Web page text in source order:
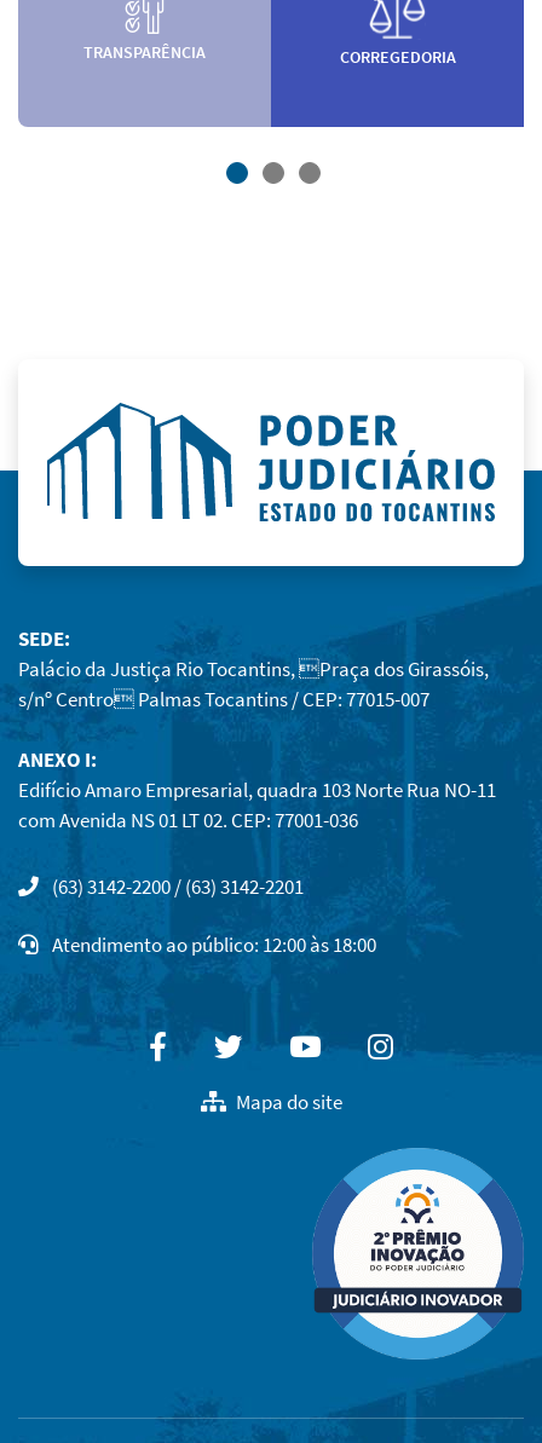
TRANSPARÊNCIA CORREGEDORIA
SEDE:
Palácio da Justiça Rio Tocantins, Praça dos Girassóis,
s/nº Centro Palmas Tocantins / CEP: 77015-007
ANEXO I:
Edifício Amaro Empresarial, quadra 103 Norte Rua NO-11
com Avenida NS 01 LT 02. CEP: 77001-036
(63) 3142-2200 / (63) 3142-2201
Atendimento ao público: 12:00 às 18:00
FacebookTwitterYoutubeInstagram
Mapa do site